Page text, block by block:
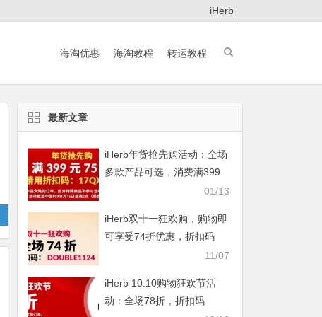
iHerb
海淘优惠 海淘教程 转运教程
最新文章
iHerb年货抢先购活动：全场
多款产品可选，消费满399
01/13
iHerb双十一狂欢购，购物即
可享受74折优惠，折扣码
11/07
iHerb 10.10购物狂欢节活
动：全场78折，折扣码